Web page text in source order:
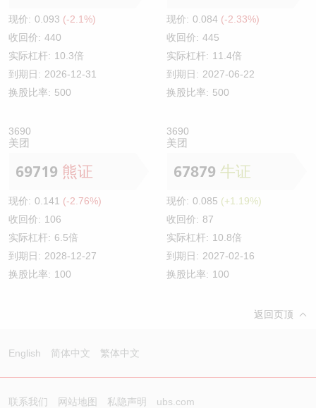
现价: 0.093 (-2.1%)
收回价: 440
实际杠杆: 10.3倍
到期日: 2026-12-31
换股比率: 500
现价: 0.084 (-2.33%)
收回价: 445
实际杠杆: 11.4倍
到期日: 2027-06-22
换股比率: 500
3690
美团
69719 熊证
现价: 0.141 (-2.76%)
收回价: 106
实际杠杆: 6.5倍
到期日: 2028-12-27
换股比率: 100
3690
美团
67879 牛证
现价: 0.085 (+1.19%)
收回价: 87
实际杠杆: 10.8倍
到期日: 2027-02-16
换股比率: 100
返回页顶
English 简体中文 繁体中文
联系我们 网站地图 私隐声明 ubs.com